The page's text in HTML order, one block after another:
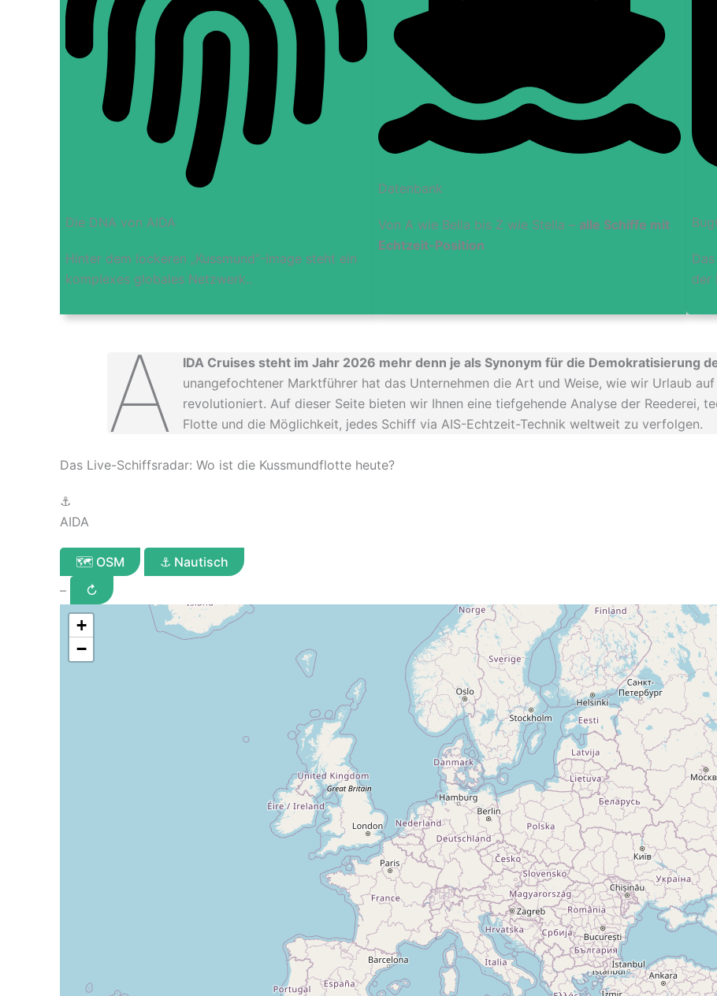
Die DNA von AIDA
Hinter dem lockeren „Kussmund“-Image steht ein
komplexes globales Netzwerk..
Datenbank
Von A wie Bella bis Z wie Stella –alle Schiffe mit
Echtzeit-Position
der
A IDA Cruises steht im Jahr 2026 mehr denn je als Synonym für die Demokratisierung
unangefochtener Marktführer hat das Unternehmen die Art und Weise, wie wir Urlaub
revolutioniert. Auf dieser Seite bieten wir Ihnen eine tiefgehende Analyse der Reederei,
Flotte und die Möglichkeit, jedes Schiff via AIS-Echtzeit-Technik weltweit zu verfolgen.
Das Live-Schiffsradar: Wo ist die Kussmundflotte heute?
⚓
AIDA
🗺 OSM
⚓ Nautisch
–
↻
+
−